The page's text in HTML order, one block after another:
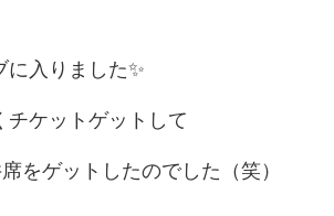
に入りました✨
チケットゲットして
をゲットしたのでした（笑）